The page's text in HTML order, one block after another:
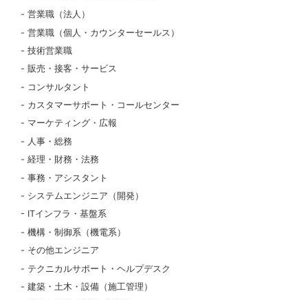
営業職（法人）
営業職（個人・カウンターセールス）
技術営業職
販売・接客・サービス
コンサルタント
カスタマーサポート・コールセンター
マーケティング・広報
人事・総務
経理・財務・法務
事務・アシスタント
システムエンジニア（開発）
ITインフラ・基盤系
機構・制御系（機電系）
その他エンジニア
テクニカルサポート・ヘルプデスク
建築・土木・設備（施工管理）